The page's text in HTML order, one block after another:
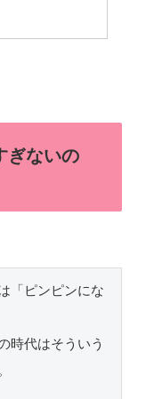
ぎないの
「ピンピンにな
時代はそういう